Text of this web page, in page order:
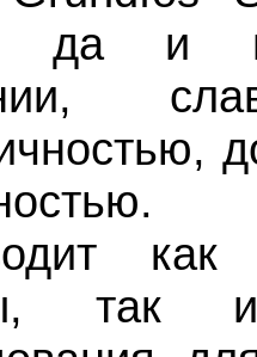
да и
так и